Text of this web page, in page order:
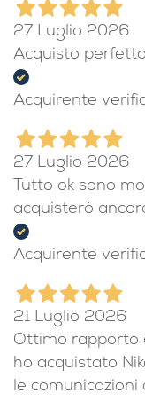
27 Luglio 2026
Acquisto
Acquirente
27 Luglio 2026
Tutto ok sono
acquisterò
Acquirente
21 Luglio 2026
Ottimo rapporto
ho acquistato
le comunicazioni